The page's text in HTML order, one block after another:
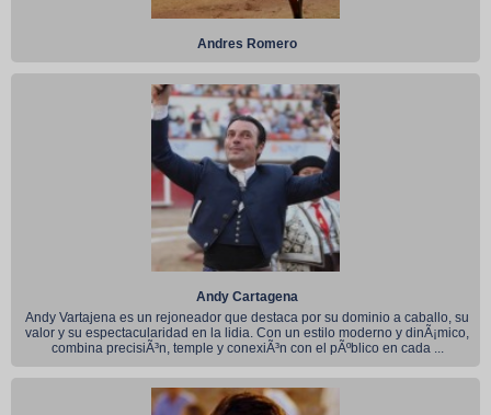
Andres Romero
Andy Cartagena
Andy Vartajena es un rejoneador que destaca por su dominio a caballo, su
valor y su espectacularidad en la lidia. Con un estilo moderno y dinÃ¡mico,
combina precisiÃ³n, temple y conexiÃ³n con el pÃºblico en cada ...